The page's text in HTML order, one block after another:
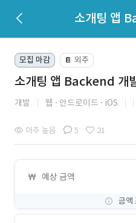
소개팅 앱
모집 마감 📔 외주
소개팅 앱 Backend 개
개발 웹 안드로이드 iOS
아주 높음 5 21
예상 금액
금액